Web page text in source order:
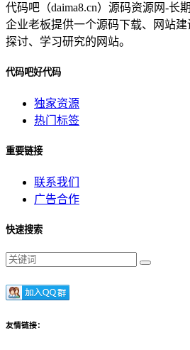
代码吧（daima8.cn）源码资源网-长
企业老板提供一个源码下载、网站
探讨、学习研究的网站。
代码吧好代码
独家资源
热门标签
重要链接
联系我们
广告合作
快速搜索
友情链接：